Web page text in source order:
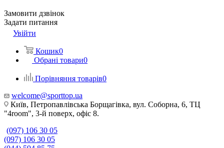
Замовити дзвінок
Задати питання
Увійти
Кошик0
Обрані товари0
Порівняння товарів0
welcome@sporttop.ua
Київ, Петропавлівська Борщагівка, вул. Соборна, 6, ТЦ
"4room", 3-й поверх, офіс 8.
(097) 106 30 05
(097) 106 30 05